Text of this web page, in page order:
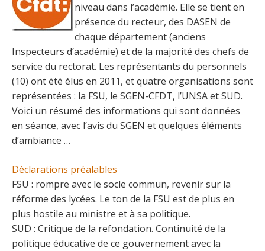
niveau dans l’académie. Elle se tient en
présence du recteur, des DASEN de
chaque département (anciens
Inspecteurs d’académie) et de la majorité des chefs de
service du rectorat. Les représentants du personnels
(10) ont été élus en 2011, et quatre organisations sont
représentées : la FSU, le SGEN-CFDT, l’UNSA et SUD.
Voici un résumé des informations qui sont données
en séance, avec l’avis du SGEN et quelques éléments
d’ambiance …
Déclarations préalables
FSU : rompre avec le socle commun, revenir sur la
réforme des lycées. Le ton de la FSU est de plus en
plus hostile au ministre et à sa politique.
SUD : Critique de la refondation. Continuité de la
politique éducative de ce gouvernement avec la